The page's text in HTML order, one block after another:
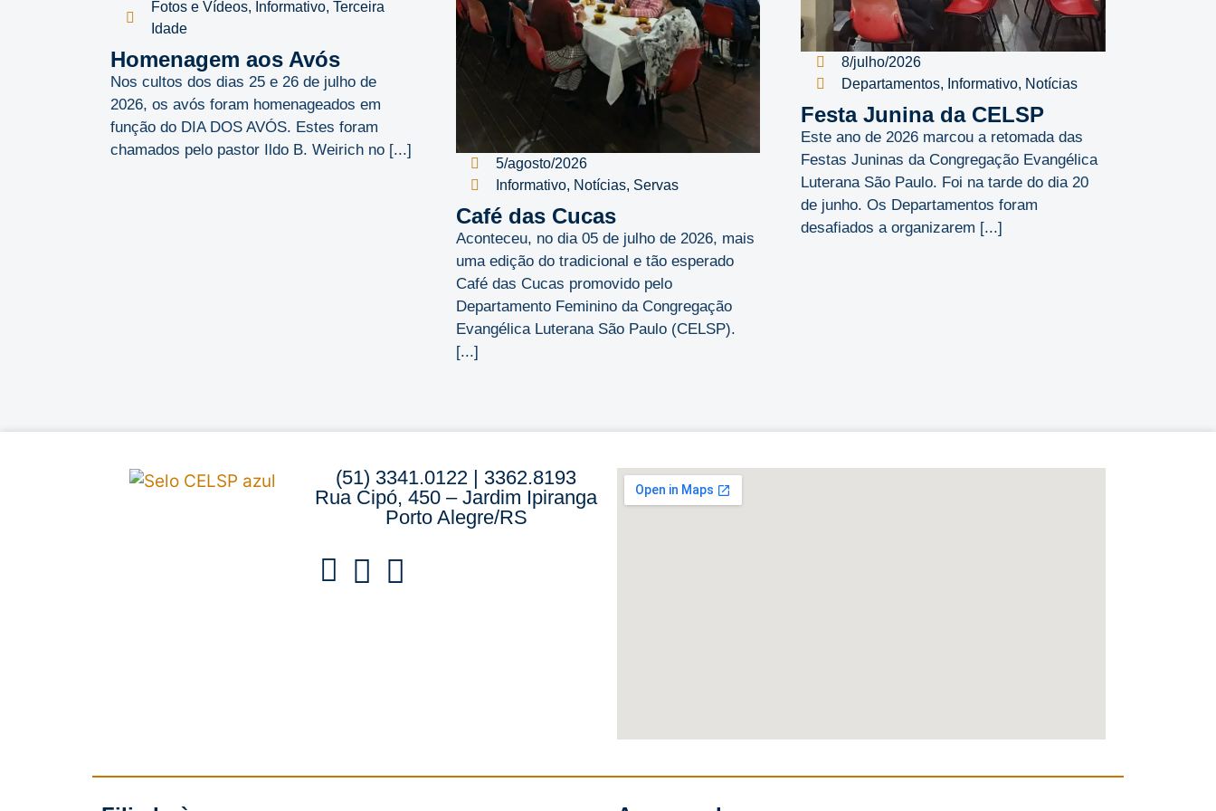
Fotos e Vídeos, Informativo, Terceira
Idade
Homenagem aos Avós
Nos cultos dos dias 25 e 26 de julho de
2026, os avós foram homenageados em
função do DIA DOS AVÓS. Estes foram
chamados pelo pastor Ildo B. Weirich no [...]
5/agosto/2026
Informativo, Notícias, Servas
Café das Cucas
Aconteceu, no dia 05 de julho de 2026, mais
uma edição do tradicional e tão esperado
Café das Cucas promovido pelo
Departamento Feminino da Congregação
Evangélica Luterana São Paulo (CELSP).
[...]
8/julho/2026
Departamentos, Informativo, Notícias
Festa Junina da CELSP
Este ano de 2026 marcou a retomada das
Festas Juninas da Congregação Evangélica
Luterana São Paulo. Foi na tarde do dia 20
de junho. Os Departamentos foram
desafiados a organizarem [...]
(51) 3341.0122 | 3362.8193
Rua Cipó, 450 – Jardim Ipiranga
Porto Alegre/RS